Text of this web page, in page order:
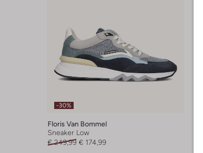
-30%
Floris Van Bommel
Sneaker Low
€ 249,99 € 174,99